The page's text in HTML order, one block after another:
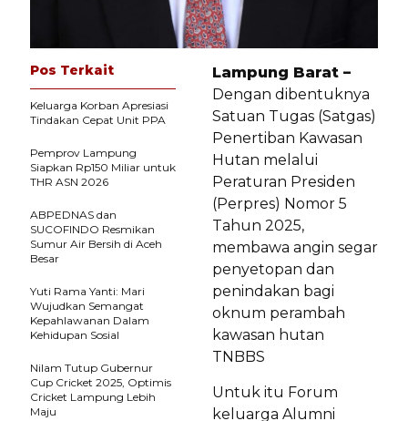
Lampung Barat –
Dengan dibentuknya
Satuan Tugas (Satgas)
Penertiban Kawasan
Hutan melalui
Peraturan Presiden
(Perpres) Nomor 5
Tahun 2025,
membawa angin segar
penyetopan dan
penindakan bagi
oknum perambah
kawasan hutan
TNBBS
Untuk itu Forum
keluarga Alumni
Pos Terkait
Keluarga Korban Apresiasi
Tindakan Cepat Unit PPA
Pemprov Lampung
Siapkan Rp150 Miliar untuk
THR ASN 2026
ABPEDNAS dan
SUCOFINDO Resmikan
Sumur Air Bersih di Aceh
Besar
Yuti Rama Yanti: Mari
Wujudkan Semangat
Kepahlawanan Dalam
Kehidupan Sosial
Nilam Tutup Gubernur
Cup Cricket 2025, Optimis
Cricket Lampung Lebih
Maju